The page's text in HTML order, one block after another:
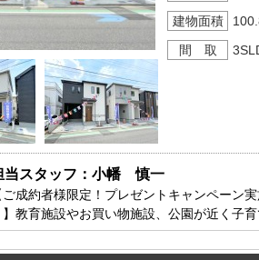
建物面積
間 取
当スタッフ：小幡　慎一
ご成約者様限定！プレゼントキャンペーン
】教育施設やお買い物施設、公園が近く子
面エリア
エリアの新築一戸建
エリアの中古一戸建
エリアのマンション
エリアの土地
四街道･佐倉･八
四街道･佐倉･八
四街道･佐倉･八